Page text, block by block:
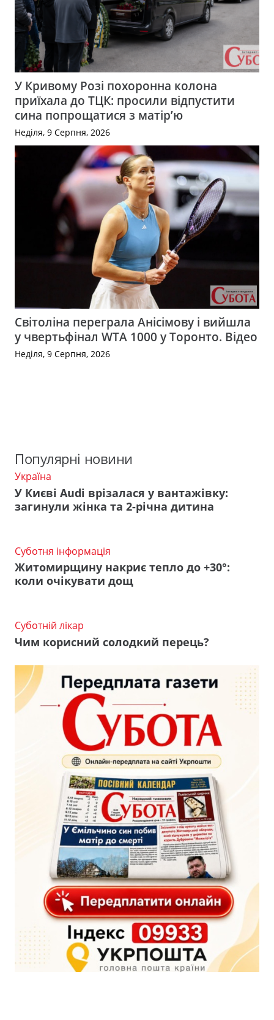
У Кривому Розі похоронна колона
приїхала до ТЦК: просили відпустити
сина попрощатися з матір’ю
Неділя, 9 Серпня, 2026
Світоліна переграла Анісімову і вийшла
у чвертьфінал WTA 1000 у Торонто. Відео
Неділя, 9 Серпня, 2026
Популярні новини
Україна
У Києві Audi врізалася у вантажівку:
загинули жінка та 2-річна дитина
Суботня інформація
Житомирщину накриє тепло до +30°:
коли очікувати дощ
Суботній лікар
Чим корисний солодкий перець?